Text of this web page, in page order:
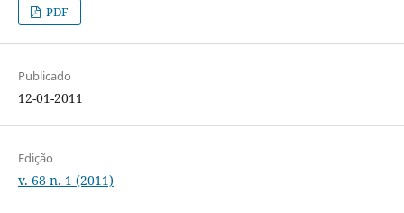
PDF
Publicado
12-01-2011
Edição
v. 68 n. 1 (2011)